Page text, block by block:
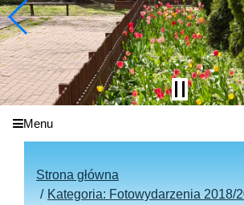
Menu
Strona główna
Kategoria: Fotowydarzenia 2018/